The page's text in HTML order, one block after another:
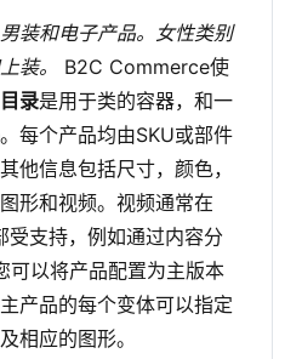
装和电子产品。女性类别
装。
B2C Commerce使
目录是用于类的容器，和一
。每个产品均由SKU或部件
他信息包括尺寸，颜色，
形和视频。视频通常在
支持，例如通过内容分
可以将产品配置为主版本
产品的每个变体可以指定
相应的图形。